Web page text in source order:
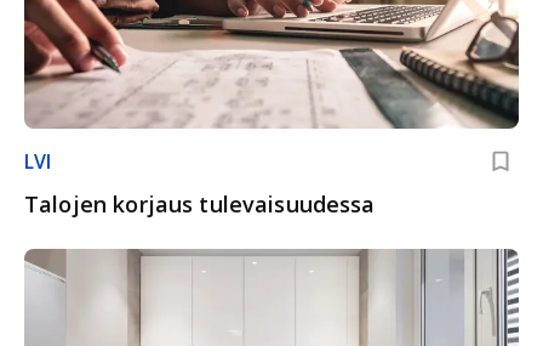
LVI
Talojen korjaus tulevaisuudessa